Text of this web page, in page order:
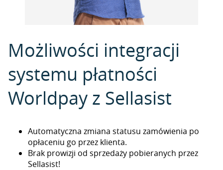
Możliwości integracji
systemu płatności
Worldpay z Sellasist
Automatyczna zmiana statusu zamówienia po
opłaceniu go przez klienta.
Brak prowizji od sprzedaży pobieranych przez
Sellasist!